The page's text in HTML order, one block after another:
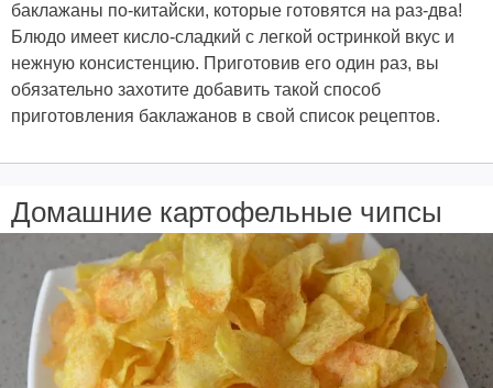
баклажаны по-китайски, которые готовятся на раз-два!
Блюдо имеет кисло-сладкий с легкой остринкой вкус и
нежную консистенцию. Приготовив его один раз, вы
обязательно захотите добавить такой способ
приготовления баклажанов в свой список рецептов.
Домашние картофельные чипсы